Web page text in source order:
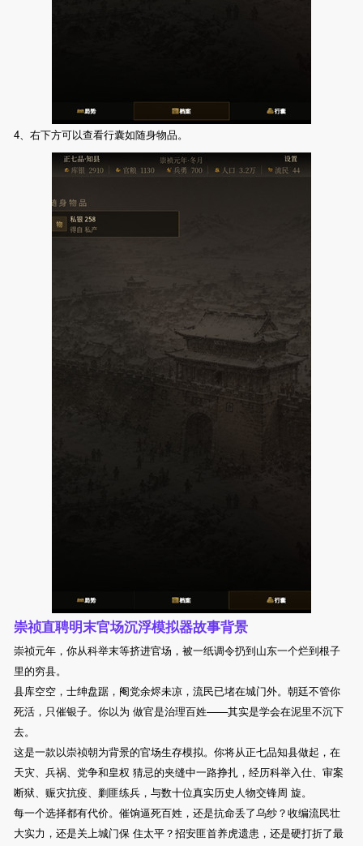
4、右下方可以查看行囊如随身物品。
崇祯直聘明末官场沉浮模拟器故事背景
崇祯元年，你从科举末等挤进官场，被一纸调令扔到山东一个烂到根子
里的穷县。
县库空空，士绅盘踞，阉党余烬未凉，流民已堵在城门外。朝廷不管你
死活，只催银子。你以为 做官是治理百姓——其实是学会在泥里不沉下
去。
这是一款以崇祯朝为背景的官场生存模拟。你将从正七品知县做起，在
天灾、兵祸、党争和皇权 猜忌的夹缝中一路挣扎，经历科举入仕、审案
断狱、赈灾抗疫、剿匪练兵，与数十位真实历史人物交锋周 旋。
每一个选择都有代价。催饷逼死百姓，还是抗命丢了乌纱？收编流民壮
大实力，还是关上城门保 住太平？招安匪首养虎遗患，还是硬打折了最